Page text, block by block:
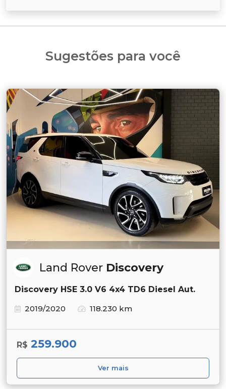
Sugestões para você
Land Rover Discovery
Discovery HSE 3.0 V6 4x4 TD6 Diesel Aut.
2019/2020
118.230 km
R$ 259.900
Ver mais